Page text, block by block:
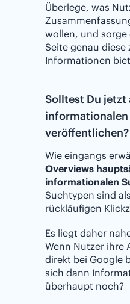
Überlege, was
wollen, und sorge
Seite genau diese
Informationen
Solltest Du jetzt
informationalen
veröffentlichen?
Wie eingangs
Overviews
informationalen
Suchtypen sind
rückläufigen
Es liegt daher
Wenn Nutzer ihre
direkt bei Google
sich dann
überhaupt noch?